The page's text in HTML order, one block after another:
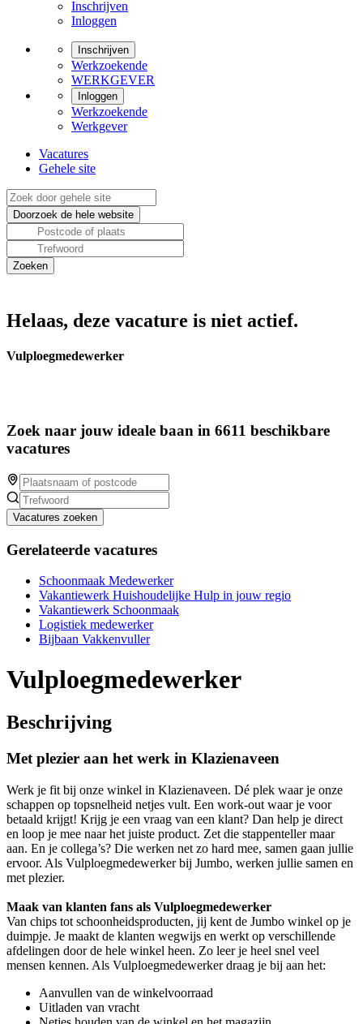
Inschrijven
Inloggen
Inschrijven
Werkzoekende
WERKGEVER
Inloggen
Werkzoekende
Werkgever
Vacatures
Gehele site
Helaas, deze vacature is niet actief.
Vulploegmedewerker
Zoek naar jouw ideale baan in 6611 beschikbare
vacatures
Vacatures zoeken
Gerelateerde vacatures
Schoonmaak Medewerker
Vakantiewerk Huishoudelijke Hulp in jouw regio
Vakantiewerk Schoonmaak
Logistiek medewerker
Bijbaan Vakkenvuller
Vulploegmedewerker
Beschrijving
Met plezier aan het werk in Klazienaveen
Werk je fit bij onze winkel in Klazienaveen. Dé plek waar je onze
schappen op topsnelheid netjes vult. Een work-out waar je voor
betaald krijgt! Krijg je een vraag van een klant? Dan help je direct
en loop je mee naar het juiste product. Zet die stappenteller maar
aan. En je collega’s? Die werken net zo hard mee, samen gaan jullie
ervoor. Als Vulploegmedewerker bij Jumbo, werken jullie samen en
met plezier.
Maak van klanten fans als Vulploegmedewerker
Van chips tot schoonheidsproducten, jij kent de Jumbo winkel op je
duimpje. Je maakt de klanten wegwijs en werkt op verschillende
afdelingen door de hele winkel heen. Zo leer je heel snel veel
mensen kennen. Als Vulploegmedewerker draag je bij aan het:
Aanvullen van de winkelvoorraad
Uitladen van vracht